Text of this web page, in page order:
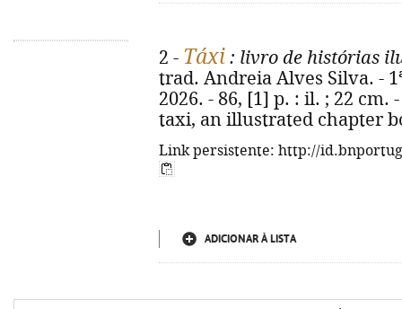
2 - Táxi : livro de histórias
trad. Andreia Alves Silva. -
2026. - 86, [1] p. : il. ; 22
taxi, an illustrated chapter
Link persistente: http://
ADICIONAR À LISTA